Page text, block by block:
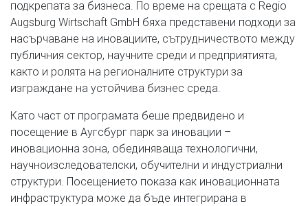
подкрепата за бизнеса. По време на срещата с Regio
Augsburg Wirtschaft GmbH бяха представени подходи за
насърчаване на иновациите, сътрудничеството между
публичния сектор, научните среди и предприятията,
както и ролята на регионалните структури за
изграждане на устойчива бизнес среда.
Като част от програмата беше предвидено и
посещение в Аугсбург парк за иновации –
иновационна зона, обединяваща технологични,
научноизследователски, обучителни и индустриални
структури. Посещението показа как иновационната
инфраструктура може да бъде интегрирана в